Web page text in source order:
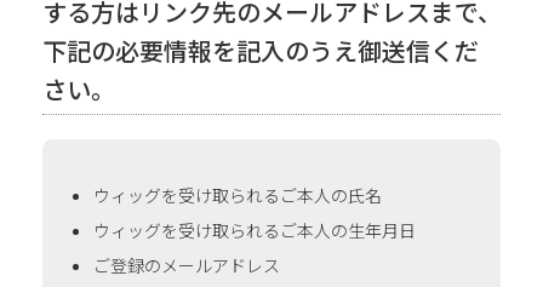
する方はリンク先のメールアドレスまで、
下記の必要情報を記入のうえ御送信くだ
さい。
ウィッグを受け取られるご本人の氏名
ウィッグを受け取られるご本人の生年月日
ご登録のメールアドレス